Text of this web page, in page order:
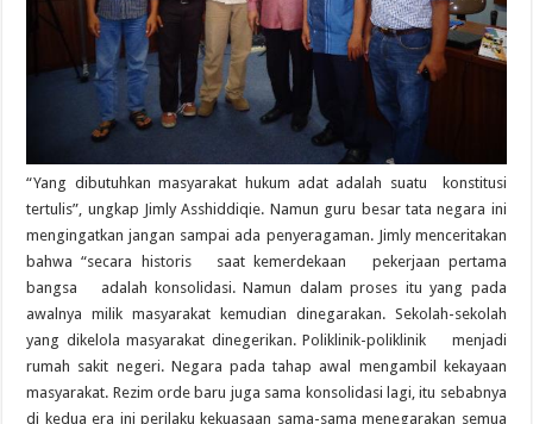
“Yang dibutuhkan masyarakat hukum adat adalah suatu konstitusi
tertulis”, ungkap Jimly Asshiddiqie. Namun guru besar tata negara ini
mengingatkan jangan sampai ada penyeragaman. Jimly menceritakan
bahwa “secara historis saat kemerdekaan pekerjaan pertama
bangsa adalah konsolidasi. Namun dalam proses itu yang pada
awalnya milik masyarakat kemudian dinegarakan. Sekolah-sekolah
yang dikelola masyarakat dinegerikan. Poliklinik-poliklinik menjadi
rumah sakit negeri. Negara pada tahap awal mengambil kekayaan
masyarakat. Rezim orde baru juga sama konsolidasi lagi, itu sebabnya
di kedua era ini perilaku kekuasaan sama-sama menegarakan semua